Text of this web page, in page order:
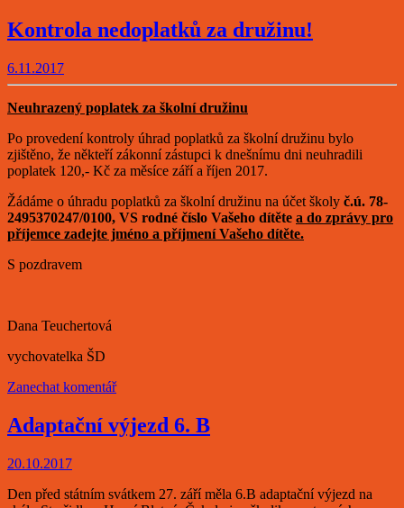
Kontrola nedoplatků za družinu!
6.11.2017
Neuhrazený poplatek za školní družinu
Po provedení kontroly úhrad poplatků za školní družinu bylo
zjištěno, že někteří zákonní zástupci k dnešnímu dni neuhradili
poplatek 120,- Kč za měsíce září a říjen 2017.
Žádáme o úhradu poplatků za školní družinu na účet školy č.ú. 78-
2495370247/0100, VS rodné číslo Vašeho dítěte a do zprávy pro
příjemce zadejte jméno a příjmení Vašeho dítěte.
S pozdravem
Dana Teuchertová
vychovatelka ŠD
Zanechat komentář
Adaptační výjezd 6. B
20.10.2017
Den před státním svátkem 27. září měla 6.B adaptační výjezd na